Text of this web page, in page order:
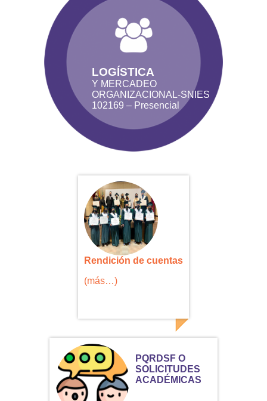
LOGÍSTICA
Y MERCADEO
ORGANIZACIONAL-SNIES
102169 – Presencial
Rendición de cuentas
(más…)
PQRDSF O
SOLICITUDES
ACADÉMICAS